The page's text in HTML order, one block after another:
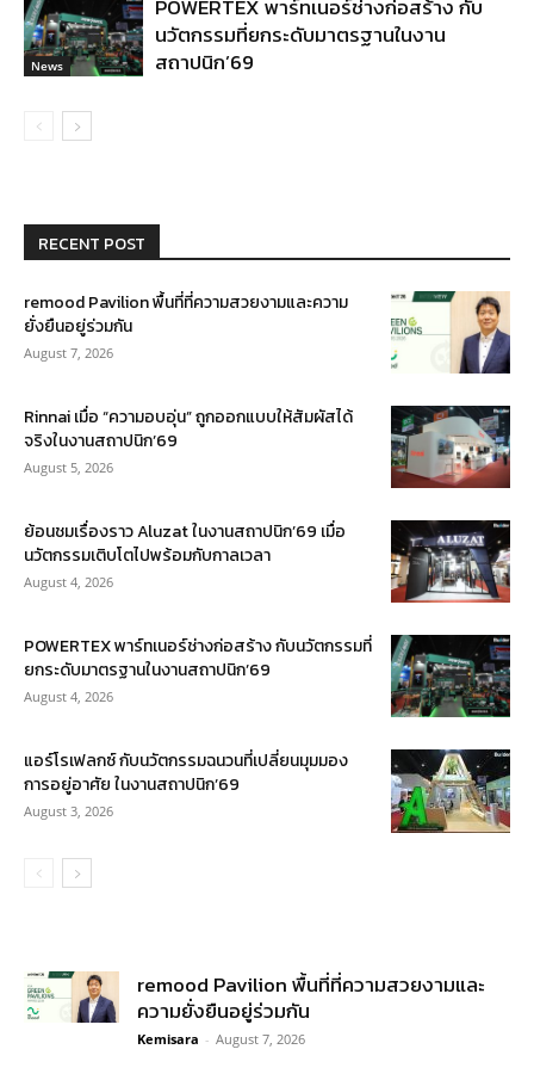
News
POWERTEX พาร์ทเนอร์ช่างก่อสร้าง กับ
นวัตกรรมที่ยกระดับมาตรฐานในงาน
สถาปนิก’69
RECENT POST
remood Pavilion พื้นที่ที่ความสวยงามและความ
ยั่งยืนอยู่ร่วมกัน
August 7, 2026
Rinnai เมื่อ “ความอบอุ่น” ถูกออกแบบให้สัมผัสได้
จริงในงานสถาปนิก’69
August 5, 2026
ย้อนชมเรื่องราว Aluzat ในงานสถาปนิก’69 เมื่อ
นวัตกรรมเติบโตไปพร้อมกับกาลเวลา
August 4, 2026
POWERTEX พาร์ทเนอร์ช่างก่อสร้าง กับนวัตกรรมที่
ยกระดับมาตรฐานในงานสถาปนิก’69
August 4, 2026
แอร์โรเฟลกซ์ กับนวัตกรรมฉนวนที่เปลี่ยนมุมมอง
การอยู่อาศัย ในงานสถาปนิก’69
August 3, 2026
remood Pavilion พื้นที่ที่ความสวยงามและ
ความยั่งยืนอยู่ร่วมกัน
Kemisara - August 7, 2026